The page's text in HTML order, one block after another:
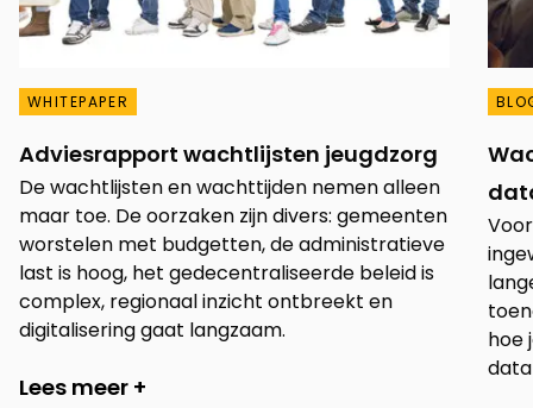
WHITEPAPER
Adviesrapport wachtlijsten jeugdzorg
De wachtlijsten en wachttijden nemen alleen
maar toe. De oorzaken zijn divers: gemeenten
worstelen met budgetten, de administratieve
last is hoog, het gedecentraliseerde beleid is
complex, regionaal inzicht ontbreekt en
digitalisering gaat langzaam.
Lees meer +
hoe